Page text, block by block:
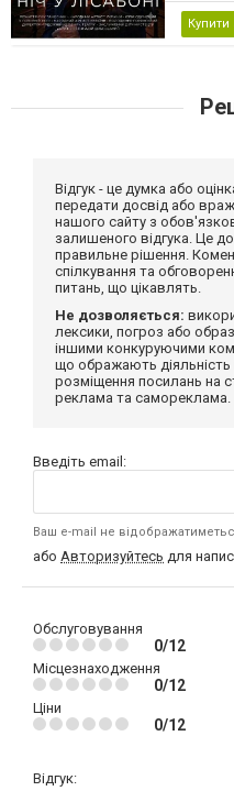
Купити
Відгук - це думка або
передати досвід або
нашого сайту з
залишеного відгука. Це
правильне рішення.
спілкування та
питань, що цікавлять.
Не дозволяється:
лексики, погроз або
іншими конкуруючими
що ображають діяльність
розміщення посилань на
реклама та самореклама.
Введіть email:
Ваш e-mail не
або Авторизуйтесь для
Обслуговування
0/12
Місцезнаходження
0/12
Ціни
0/12
Відгук: